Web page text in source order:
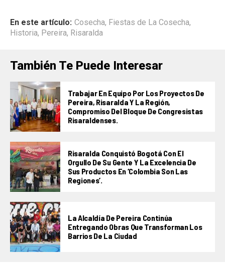
En este artículo: Cosecha, Fiestas de La Cosecha,
Historia, Pereira, Risaralda
También Te Puede Interesar
Trabajar En Equipo Por Los Proyectos De
Pereira, Risaralda Y La Región,
Compromiso Del Bloque De Congresistas
Risaraldenses.
Risaralda Conquistó Bogotá Con El
Orgullo De Su Gente Y La Excelencia De
Sus Productos En ‘Colombia Son Las
Regiones’.
La Alcaldía De Pereira Continúa
Entregando Obras Que Transforman Los
Barrios De La Ciudad